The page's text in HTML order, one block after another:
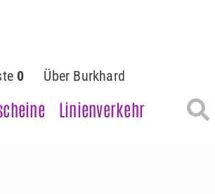
Linienverkehr
Über Burkhard
0